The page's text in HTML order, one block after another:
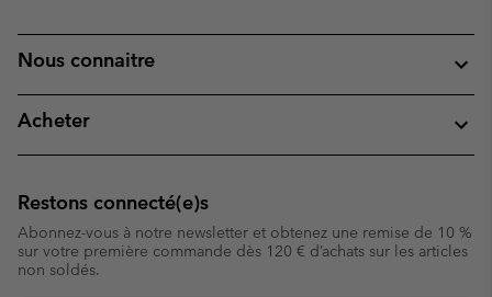
Nous connaitre
Acheter
Restons connecté(e)s
Abonnez-vous à notre newsletter et obtenez une remise de 10 %
sur votre première commande dès 120 € d’achats sur les articles
non soldés.